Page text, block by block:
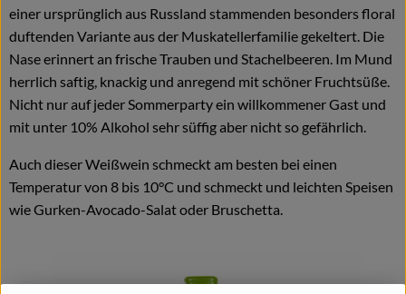
einer ursprünglich aus Russland stammenden besonders floral
duftenden Variante aus der Muskatellerfamilie gekeltert. Die
Nase erinnert an frische Trauben und Stachelbeeren. Im Mund
herrlich saftig, knackig und anregend mit schöner Fruchtsüße.
Nicht nur auf jeder Sommerparty ein willkommener Gast und
mit unter 10% Alkohol sehr süffig aber nicht so gefährlich.
Auch dieser Weißwein schmeckt am besten bei einen
Temperatur von 8 bis 10°C und schmeckt und leichten Speisen
wie Gurken-Avocado-Salat oder Bruschetta.